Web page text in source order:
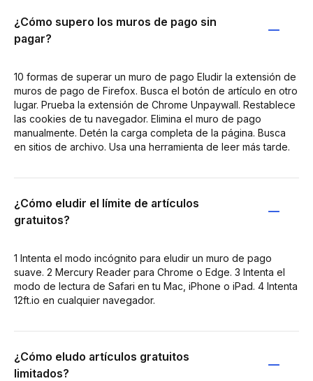
¿Cómo supero los muros de pago sin
pagar?
10 formas de superar un muro de pago Eludir la extensión de
muros de pago de Firefox. Busca el botón de artículo en otro
lugar. Prueba la extensión de Chrome Unpaywall. Restablece
las cookies de tu navegador. Elimina el muro de pago
manualmente. Detén la carga completa de la página. Busca
en sitios de archivo. Usa una herramienta de leer más tarde.
¿Cómo eludir el límite de artículos
gratuitos?
1 Intenta el modo incógnito para eludir un muro de pago
suave. 2 Mercury Reader para Chrome o Edge. 3 Intenta el
modo de lectura de Safari en tu Mac, iPhone o iPad. 4 Intenta
12ft.io en cualquier navegador.
¿Cómo eludo artículos gratuitos
limitados?